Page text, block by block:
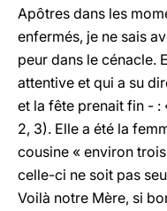
Apôtres dans les
enfermés, je ne sais
peur dans le cénacle.
attentive et qui a su
et la fête prenait fin - :
2, 3). Elle a été la
cousine « environ
celle-ci ne soit pas
Voilà notre Mère, si